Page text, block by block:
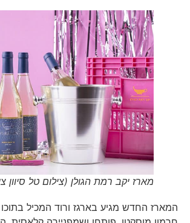
מארז יקב רמת הגולן (צילום טל סיוון